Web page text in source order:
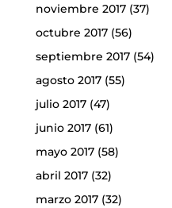
noviembre 2017(37)
octubre 2017(56)
septiembre 2017(54)
agosto 2017(55)
julio 2017(47)
junio 2017(61)
mayo 2017(58)
abril 2017(32)
marzo 2017(32)